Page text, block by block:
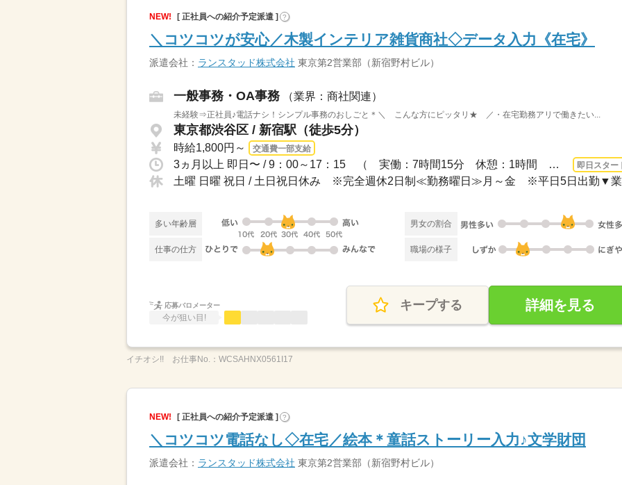
NEW! [ 正社員への紹介予定派遣 ] ?
＼コツコツが安心／木製インテリア雑貨商社◇データ入力《在宅》
派遣会社： ランスタッド株式会社 東京第2営業部（新宿野村ビル）
一般事務・OA事務 （業界：商社関連）
未経験⇒正社員♪電話ナシ！シンプル事務のおしごと＊＼ こんな方にピッタリ★ ／・在宅勤務アリで働きたい...
東京都渋谷区 / 新宿駅（徒歩5分）
時給1,800円～ 交通費一部支給
3ヵ月以上 即日〜 / 9：00～17：15 （ 実働：7時間15分 休憩：1時間 ）▼定時短め... 即日スター
土曜 日曜 祝日 / 土日祝日休み ※完全週休2日制≪勤務曜日≫月～金 ※平日5日出勤▼
多い年齢層 男女の割合
仕事の仕方 職場の様子
応募バロメーター
今が狙い目!
キープする 詳細を見る
イチオシ!! お仕事No.： WCSAHNX0561I17
NEW! [ 正社員への紹介予定派遣 ] ?
＼コツコツ電話なし◇在宅／絵本＊童話ストーリー入力♪文学財団
派遣会社： ランスタッド株式会社 東京第2営業部（新宿野村ビル）